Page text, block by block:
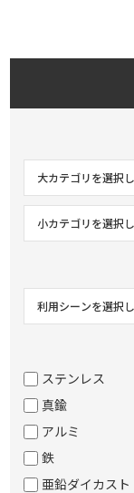
ステンレス
真鍮
アルミ
鉄
亜鉛ダイカスト